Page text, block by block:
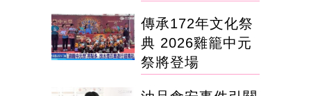
傳承172年文化祭
典 2026雞籠中元
祭將登場